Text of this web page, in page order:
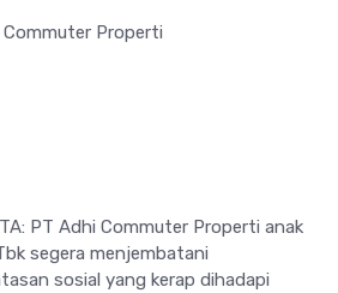
Properti
PT Adhi Commuter Properti anak
segera menjembatani
sosial yang kerap dihadapi